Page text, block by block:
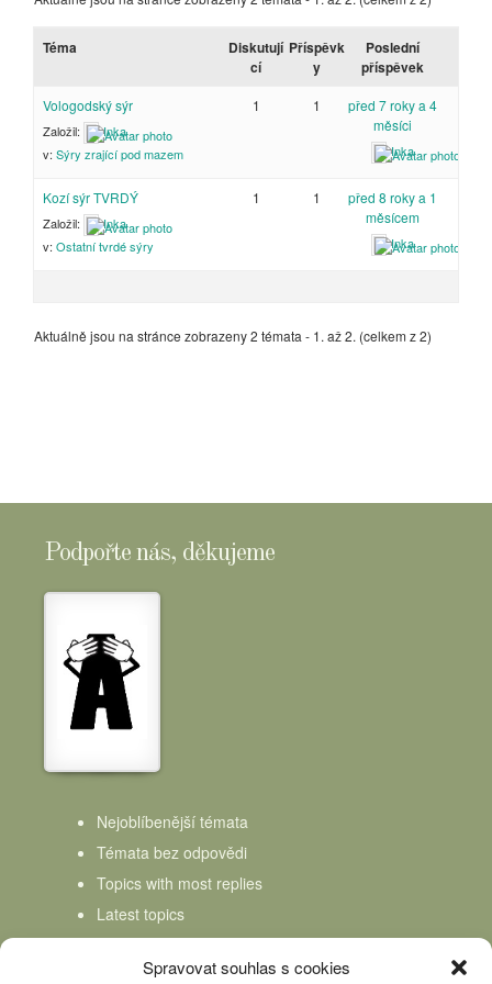
Spravovat souhlas s cookies
Téma
Diskutují
cí
Příspěvk
y
Poslední
příspěvek
Vologodský sýr
Založil:
Inka
v: Sýry zrající pod mazem
1 1
před 7 roky a 4
měsíci
Inka
Kozí sýr TVRDÝ
Založil:
Inka
v: Ostatní tvrdé sýry
1 1
před 8 roky a 1
měsícem
Inka
Aktuálně jsou na stránce zobrazeny 2 témata - 1. až 2. (celkem z 2)
Podpořte nás, děkujeme
Nejoblíbenější témata
Témata bez odpovědi
Topics with most replies
Latest topics
Topics Freshness